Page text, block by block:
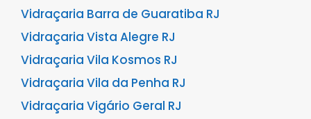
Vidraçaria Barra de Guaratiba RJ
Vidraçaria Vista Alegre RJ
Vidraçaria Vila Kosmos RJ
Vidraçaria Vila da Penha RJ
Vidraçaria Vigário Geral RJ